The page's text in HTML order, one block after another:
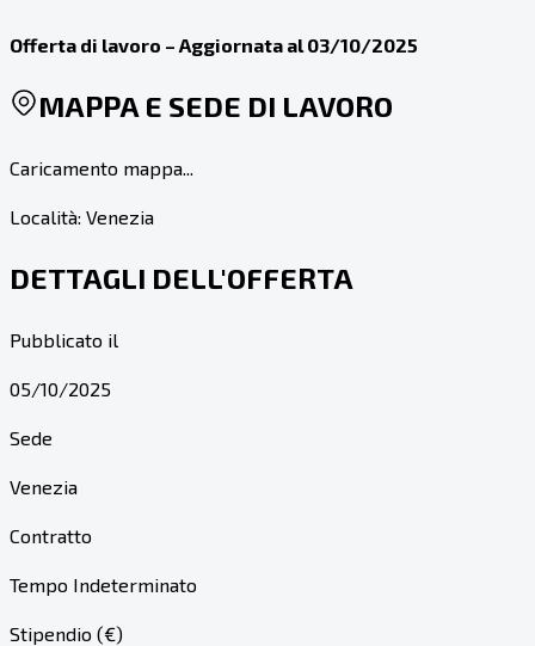
Offerta di lavoro – Aggiornata al 03/10/2025
MAPPA E SEDE DI LAVORO
Caricamento mappa...
Località: Venezia
DETTAGLI DELL'OFFERTA
Pubblicato il
05/10/2025
Sede
Venezia
Contratto
Tempo Indeterminato
Stipendio (€)